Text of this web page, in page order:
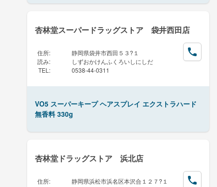
杏林堂スーパードラッグストア 袋井西田店
住所:
静岡県袋井市西田５３?１
読み:
しずおかけんふくろいしにしだ
TEL : 0538-44-0311
VO5 スーパーキープ ヘアスプレイ エクストラハード
無香料 330g
杏林堂ドラッグストア 浜北店
住所:
静岡県浜松市浜名区本沢合１２７?１